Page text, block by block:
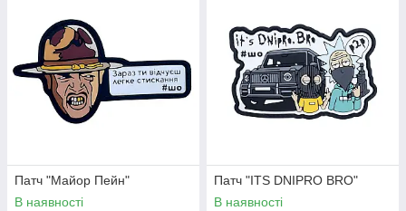
Патч "Майор Пейн"
В наявності
Патч "ITS DNIPRO BRO"
В наявності